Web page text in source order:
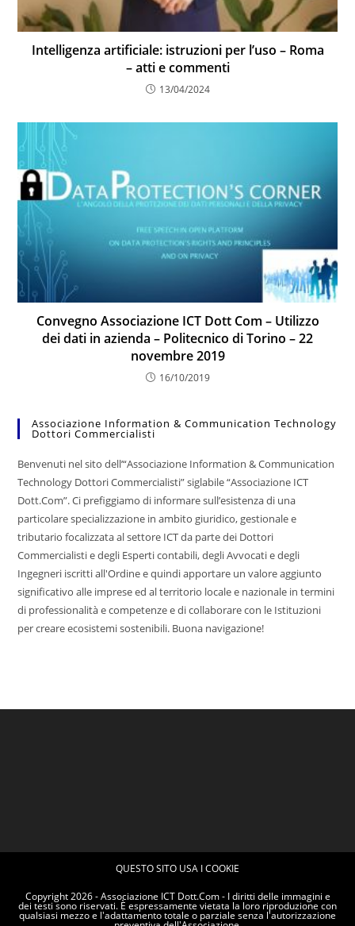
Intelligenza artificiale: istruzioni per l’uso – Roma
– atti e commenti
13/04/2024
Convegno Associazione ICT Dott Com – Utilizzo
dei dati in azienda – Politecnico di Torino – 22
novembre 2019
16/10/2019
Associazione Information & Communication Technology
Dottori Commercialisti
Benvenuti nel sito dell’“Associazione Information & Communication
Technology Dottori Commercialisti” siglabile “Associazione ICT
Dott.Com”. Ci prefiggiamo di informare sull’esistenza di una
particolare specializzazione in ambito giuridico, gestionale e
tributario focalizzata al settore ICT da parte dei Dottori
Commercialisti e degli Esperti contabili, degli Avvocati e degli
Ingegneri iscritti all'Ordine e quindi apportare un valore aggiunto
significativo alle imprese ed al territorio locale e nazionale in termini
di professionalità e competenze e di collaborare con le Istituzioni
per creare ecosistemi sostenibili. Buona navigazione!
QUESTO SITO USA I COOKIE
Copyright 2026 - Associazione ICT Dott.Com - I diritti delle immagini e
dei testi sono riservati. È espressamente vietata la loro riproduzione con
qualsiasi mezzo e l'adattamento totale o parziale senza l'autorizzazione